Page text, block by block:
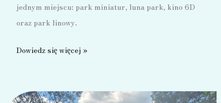
jednym miejscu: park miniatur, luna park, kino 6D
oraz park linowy.
Wycieczka
Krajno
Dowiedz się więcej »